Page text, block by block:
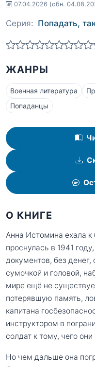
07.04.2026 (обн.
Серия: Попадать,
ЖАНРЫ
Военная литература
Попаданцы
О КНИГЕ
Анна Истомина ехала
проснулась в 1941
документов, без
сумочкой и головой,
мире ещё не
потерявшую память,
капитана
инструктором в
солдат к тому, чего
Но чем дальше она